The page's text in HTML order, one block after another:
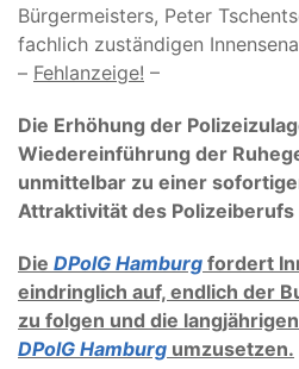
Bürgermeisters, Peter
fachlich zuständigen
– Fehlanzeige! –
Die Erhöhung der
Wiedereinführung der
unmittelbar zu einer
Attraktivität des Polizeiberufs
Die DPolG Hamburg fordert
eindringlich auf, endlich der
zu folgen und die
DPolG Hamburg umzusetzen.